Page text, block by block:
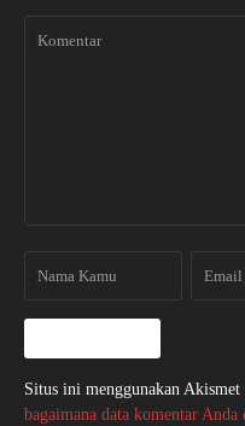
Situs ini menggunakan
bagaimana data komentar Anda